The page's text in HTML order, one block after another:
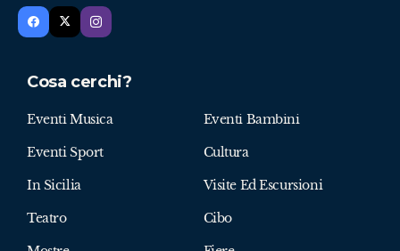
Cosa cerchi?
Eventi Musica Eventi Bambini
Eventi Sport Cultura
In Sicilia Visite Ed Escursioni
Teatro Cibo